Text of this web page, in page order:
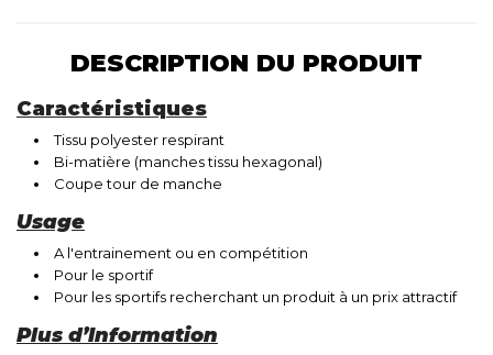
DESCRIPTION DU PRODUIT
Caractéristiques
Tissu polyester respirant
Bi-matière (manches tissu hexagonal)
Coupe tour de manche
Usage
A l'entrainement ou en compétition
Pour le sportif
Pour les sportifs recherchant un produit à un prix attractif
Plus d’Information